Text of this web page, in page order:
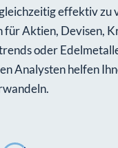
effektiv zu
für Aktien, Devisen,
oder
Analysten helfen